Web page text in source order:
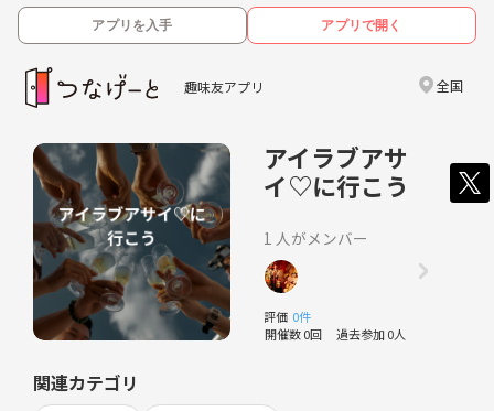
アプリを入手 アプリで開く
趣味友アプリ 全国
アイラブアサ
イ♡に行こう
1 人がメンバー
評価 0件
開催数 0回 過去参加 0人
関連カテゴリ